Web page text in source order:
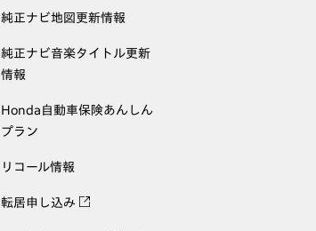
純正ナビ地図更新情報
純正ナビ音楽タイトル更新
情報
Honda自動車保険あんしん
プラン
リコール情報
転居申し込み